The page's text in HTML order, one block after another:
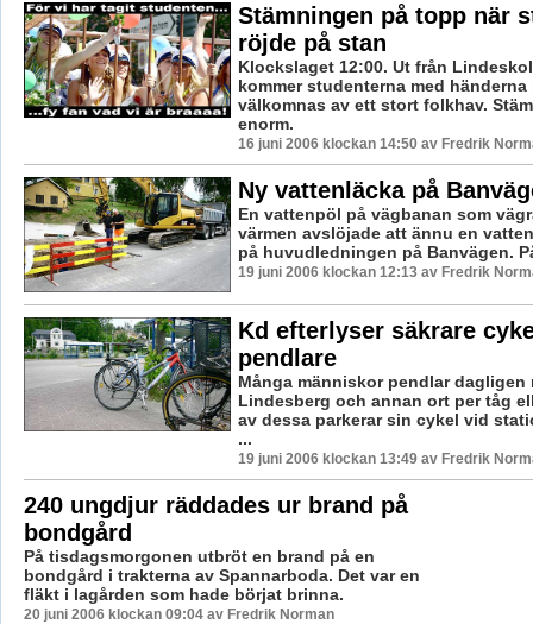
Stämningen på topp när
röjde på stan
Klockslaget 12:00. Ut från
kommer studenterna med
välkomnas av ett stort folkhav.
enorm.
16 juni 2006 klockan 14:50 av Fredrik
Ny vattenläcka på
En vattenpöl på vägbanan som
värmen avslöjade att ännu en
på huvudledningen på Banvägen.
19 juni 2006 klockan 12:13 av Fredrik
Kd efterlyser säkrare
pendlare
Många människor pendlar dagligen
Lindesberg och annan ort per tåg
av dessa parkerar sin cykel vid
...
19 juni 2006 klockan 13:49 av Fredrik
240 ungdjur räddades ur brand på
bondgård
På tisdagsmorgonen utbröt en brand på en
bondgård i trakterna av Spannarboda. Det var en
fläkt i lagården som hade börjat brinna.
20 juni 2006 klockan 09:04 av Fredrik Norman